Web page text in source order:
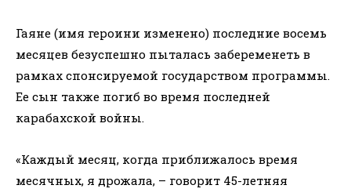
Гаяне (имя героини изменено) последние восемь
месяцев безуспешно пыталась забеременеть в
рамках спонсируемой государством программы.
Ее сын также погиб во время последней
карабахской войны.
«Каждый месяц, когда приближалось время
месячных, я дрожала, – говорит 45-летняя